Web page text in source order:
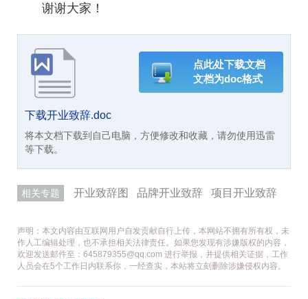
谢谢大家！
下载开业致辞.doc
将本文档下载到自己电脑，方便修改和收藏，请勿使用迅雷
等下载。
点此处下载文档
文档为doc格式
相关专题 开业致辞图 品牌开业致辞 项目开业致辞
声明：本文内容由互联网用户自发贡献自行上传，本网站不拥有所有权，未
作人工编辑处理，也不承担相关法律责任。如果您发现有涉嫌版权的内容，
欢迎发送邮件至：645879355@qq.com 进行举报，并提供相关证据，工作
人员会在5个工作日内联系你，一经查实，本站将立刻删除涉嫌侵权内容。